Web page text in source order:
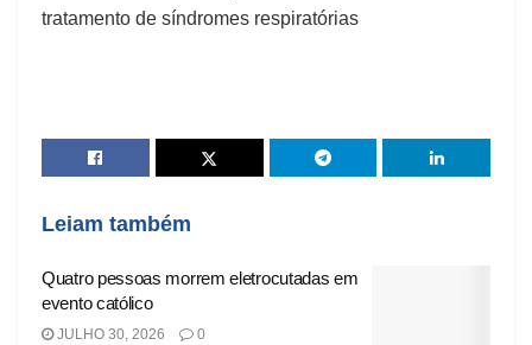
tratamento de síndromes respiratórias
Leiam também
Quatro pessoas morrem eletrocutadas em
evento católico
JULHO 30, 2026 0